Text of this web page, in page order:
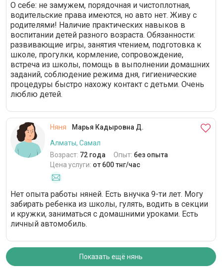
О себе: не замужем, порядочная и чистоплотная,
водительские права имеются, но авто нет. Живу с
родителями! Наличие практических навыков в
воспитании детей разного возраста. Обязанности:
развивающие игры, занятия чтением, подготовка к
школе, прогулки, кормление, сопровождение,
встреча из школы, помощь в выполнении домашних
заданий, соблюдение режима дня, гигиенические
процедуры быстро нахожу контакт с детьми. Очень
люблю детей.
Няня
Марья Кадыровна Д.
Алматы, Самал
Возраст: 72 года Опыт: без опыта
Цена услуги: от 600 тнг/час
Нет опыта работы няней. Есть внучка 9-ти лет. Могу
забирать ребенка из школы, гулять, водить в секции
и кружки, заниматься с домашними уроками. Есть
личный автомобиль.
Показать ещё нянь